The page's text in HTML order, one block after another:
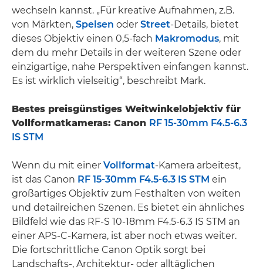
wechseln kannst. „Für kreative Aufnahmen, z.B.
von Märkten, Speisen oder Street-Details, bietet
dieses Objektiv einen 0,5-fach Makromodus, mit
dem du mehr Details in der weiteren Szene oder
einzigartige, nahe Perspektiven einfangen kannst.
Es ist wirklich vielseitig“, beschreibt Mark.
Bestes preisgünstiges Weitwinkelobjektiv für
Vollformatkameras: Canon RF 15-30mm F4.5-6.3
IS STM
Wenn du mit einer Vollformat-Kamera arbeitest,
ist das Canon RF 15-30mm F4.5-6.3 IS STM ein
großartiges Objektiv zum Festhalten von weiten
und detailreichen Szenen. Es bietet ein ähnliches
Bildfeld wie das RF-S 10-18mm F4.5-6.3 IS STM an
einer APS-C-Kamera, ist aber noch etwas weiter.
Die fortschrittliche Canon Optik sorgt bei
Landschafts-, Architektur- oder alltäglichen